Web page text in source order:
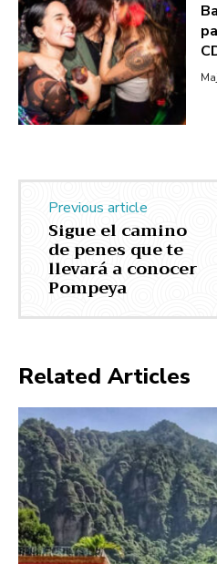
Previous article
Sigue el camino
de penes que te
llevará a conocer
Pompeya
Related Articles